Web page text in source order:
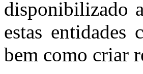
disponibilizado
estas entidades
bem como criar